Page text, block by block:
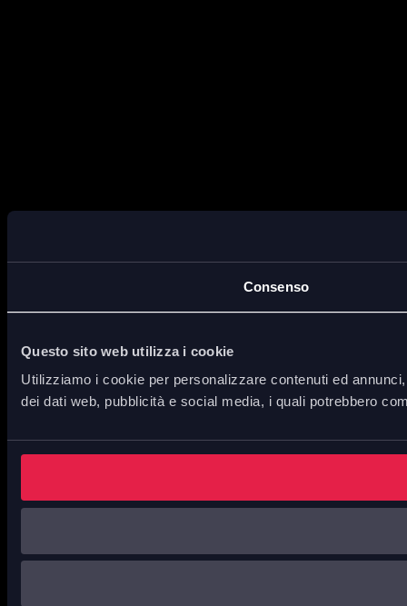
Consenso
Questo sito web utilizza i cookie
Utilizziamo i cookie per personalizzare contenuti ed
dei dati web, pubblicità e social media, i quali potrebbero